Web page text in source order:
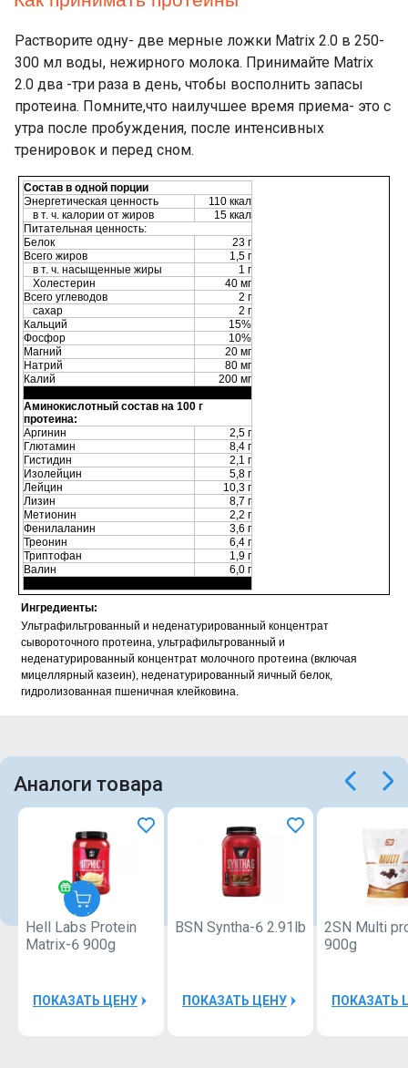
Растворите одну- две мерные ложки Matrix 2.0 в 250-
300 мл воды, нежирного молока. Принимайте Matrix
2.0 два -три раза в день, чтобы восполнить запасы
протеина. Помните,что наилучшее время приема- это с
утра после пробуждения, после интенсивных
тренировок и перед сном.
Состав в одной порции
Энергетическая ценность
110 ккал
в т. ч. калории от жиров
15 ккал
Питательная ценность:
Белок
23 г
Всего жиров
1,5 г
в т. ч. насыщенные жиры
1 г
Холестерин
40 мг
Всего углеводов
2 г
сахар
2 г
Кальций
15%
Фосфор
10%
Магний
20 мг
Натрий
80 мг
Калий
200 мг
Аминокислотный состав на 100 г
протеина:
Аргинин
2,5 г
Глютамин
8,4 г
Гистидин
2,1 г
Изолейцин
5,8 г
Лейцин
10,3 г
Лизин
8,7 г
Метионин
2,2 г
Фенилаланин
3,6 г
Треонин
6,4 г
Триптофан
1,9 г
Валин
6,0 г
Ингредиенты:
Ультрафильтрованный и неденатурированный концентрат
сывороточного протеина, ультрафильтрованный и
неденатурированный концентрат молочного протеина (включая
мицеллярный казеин), неденатурированный яичный белок,
гидролизованная пшеничная клейковина.
Аналоги товара
Hell_labs
Hell Labs Protein
Matrix-6 900g
ПОКАЗАТЬ ЦЕНУ
BSN Syntha-6 2.91lb
ПОКАЗАТЬ ЦЕНУ
2SN Multi
900g
ПОКАЗАТЬ